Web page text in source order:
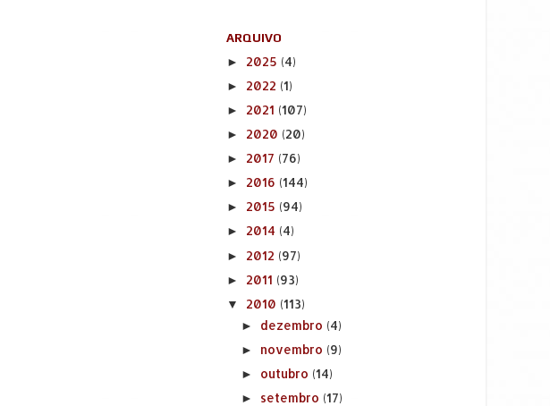
ARQUIVO
► 2025 (4)
► 2022 (1)
► 2021 (107)
► 2020 (20)
► 2017 (76)
► 2016 (144)
► 2015 (94)
► 2014 (4)
► 2012 (97)
► 2011 (93)
▼ 2010 (113)
► dezembro (4)
► novembro (9)
► outubro (14)
► setembro (17)